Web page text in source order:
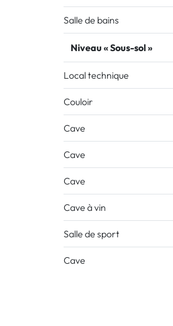
Salle de bains
Niveau « Sous-sol »
Local technique
Couloir
Cave
Cave
Cave
Cave à vin
Salle de sport
Cave